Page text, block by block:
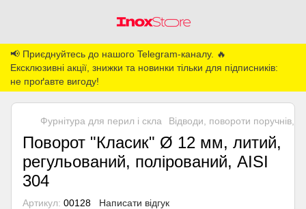
📢 Приєднуйтесь до нашого Telegram-каналу. 🔥
Ексклюзивні акції, знижки та новинки тільки для підписників:
не проґавте вигоду!
Фурнітура для перил і скла Відводи, повороти поручнів,
Поворот "Класик" Ø 12 мм, литий,
регульований, полірований, AISI
304
Артикул: 00128 Написати відгук